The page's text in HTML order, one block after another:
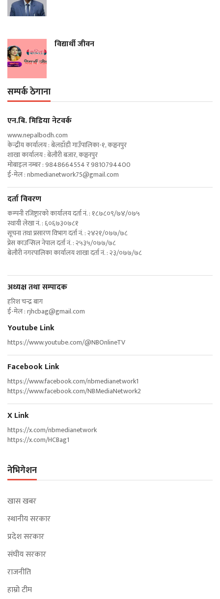
विद्यार्थी जीवन
सम्पर्क ठेगाना
एन‍.बि. मिडिया नेटवर्क
www.nepalbodh.com
केन्द्रीय कार्यालय : बेलडाँडी गाउँपालिका-१, कञ्चनपुर
शाखा कार्यालय : बेलौरी बजार, कञ्चनपुर
मोबाइल नम्बर : 9848664554 र 9810794400
ई-मेल :nbmedianetwork75@gmail.com
दर्ता विवरण
कम्पनी रजिष्ट्रारको कार्यालय दर्ता नं. : १८७८०९/७४/०७५
स्थायी लेखा नं. : ६०६७३०७८१
सूचना तथा प्रसारण विभाग दर्ता नं. : २४२१/०७७/७८
प्रेस काउन्सिल नेपाल दर्ता नं. : २५३५/०७७/७८
बेलौरी नगरपालिका कार्यालय शाखा दर्ता नं. : २३/०७७/७८
अध्यक्ष तथा सम्पादक
हरिश चन्द्र बाग
ई-मेल :rjhcbag@gmail.com
Youtube Link
https://www.youtube.com/@NBOnlineTV
Facebook Link
https://www.facebook.com/nbmedianetwork1
https://www.facebook.com/NBMediaNetwork2
X Link
https://x.com/nbmedianetwork
https://x.com/HCBag1
नेभिगेशन
खास खबर
स्थानीय सरकार
प्रदेश सरकार
संघीय सरकार
राजनीति
हाम्रो टीम